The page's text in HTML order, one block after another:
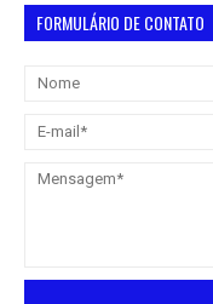
FORMULÁRIO DE CONTATO